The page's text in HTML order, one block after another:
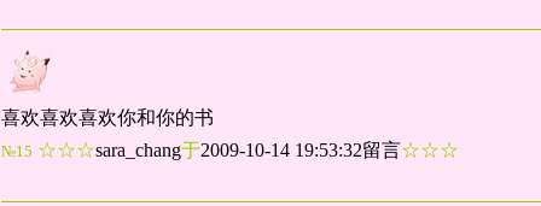
喜欢喜欢喜欢你和你的书
№15 ☆☆☆sara_chang于2009-10-14 19:53:32留言☆☆☆